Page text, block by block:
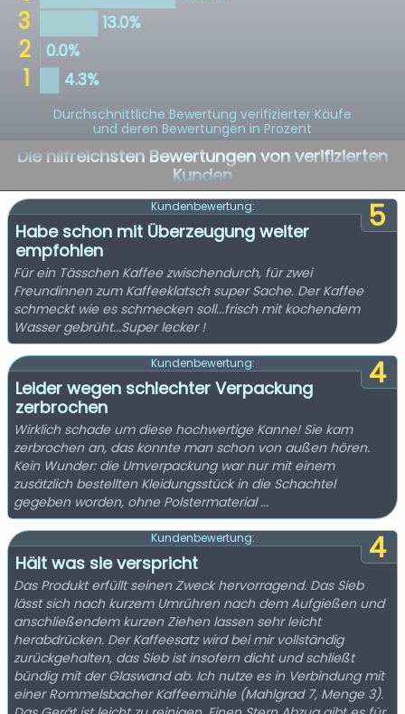
Durchschnittliche Bewertung verifizierter Käufe
und deren Bewertungen in Prozent
Die hilfreichsten Bewertungen von verifizierten
Kunden
5
Kundenbewertung:
Habe schon mit Überzeugung weiter
empfohlen
Für ein Tässchen Kaffee zwischendurch, für zwei
Freundinnen zum Kaffeeklatsch super Sache. Der Kaffee
schmeckt wie es schmecken soll...frisch mit kochendem
Wasser gebrüht...Super lecker !
4
Kundenbewertung:
Leider wegen schlechter Verpackung
zerbrochen
Wirklich schade um diese hochwertige Kanne! Sie kam
zerbrochen an, das konnte man schon von außen hören.
Kein Wunder: die Umverpackung war nur mit einem
zusätzlich bestellten Kleidungsstück in die Schachtel
gegeben worden, ohne Polstermaterial ...
4
Kundenbewertung:
Hält was sie verspricht
Das Produkt erfüllt seinen Zweck hervorragend. Das Sieb
lässt sich nach kurzem Umrühren nach dem Aufgießen und
anschließendem kurzen Ziehen lassen sehr leicht
herabdrücken. Der Kaffeesatz wird bei mir vollständig
zurückgehalten, das Sieb ist insofern dicht und schließt
bündig mit der Glaswand ab. Ich nutze es in Verbindung mit
einer Rommelsbacher Kaffeemühle (Mahlgrad 7, Menge 3).